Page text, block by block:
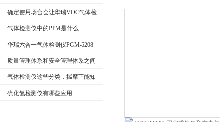
确定使用场合会让华瑞VOC气体检
测仪的选择更加准确
气体检测仪中的PPM是什么
华瑞六合一气体检测仪PGM-6208
使用说明书
质量管理体系和安全管理体系之间
的区别
气体检测仪这些分类，揣摩下能知
道几个
硫化氢检测仪有哪些应用